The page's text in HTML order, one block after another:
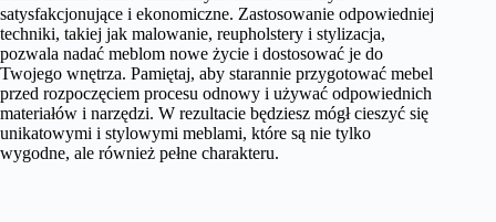
satysfakcjonujące i ekonomiczne. Zastosowanie odpowiedniej
techniki, takiej jak malowanie, reupholstery i stylizacja,
pozwala nadać meblom nowe życie i dostosować je do
Twojego wnętrza. Pamiętaj, aby starannie przygotować mebel
przed rozpoczęciem procesu odnowy i używać odpowiednich
materiałów i narzędzi. W rezultacie będziesz mógł cieszyć się
unikatowymi i stylowymi meblami, które są nie tylko
wygodne, ale również pełne charakteru.